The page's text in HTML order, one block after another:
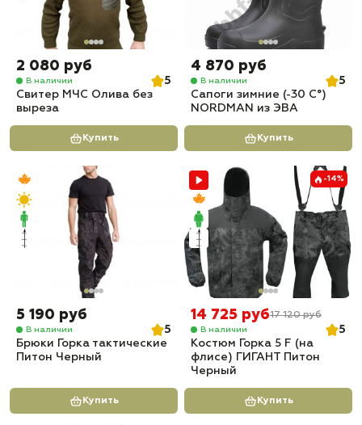
2 080 руб
В наличии
5
Свитер МЧС Олива без
выреза
Купить
4 870 руб
В наличии
5
Сапоги зимние (-30 С°)
NORDMAN из ЭВА
Купить
5 190 руб
В наличии
5
Брюки Горка тактические
Питон Черный
Купить
-14%
14 725 руб17 120 руб
В наличии
5
Костюм Горка 5 F (на
флисе) ГИГАНТ Питон
Черный
Купить